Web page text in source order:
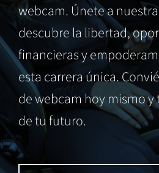
webcam. Únete a
descubre la libertad,
financieras y
esta carrera única.
de webcam hoy mismo
de tu futuro.